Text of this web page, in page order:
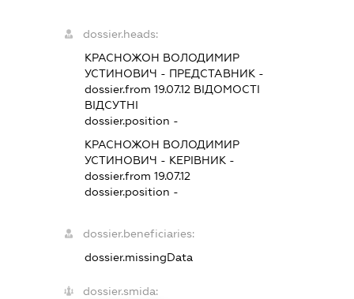
dossier.heads:
КРАСНОЖОН ВОЛОДИМИР
УСТИНОВИЧ - ПРЕДСТАВНИК -
dossier.from 19.07.12 ВІДОМОСТІ
ВІДСУТНІ
dossier.position -
КРАСНОЖОН ВОЛОДИМИР
УСТИНОВИЧ - КЕРІВНИК -
dossier.from 19.07.12
dossier.position -
dossier.beneficiaries:
dossier.missingData
dossier.smida: